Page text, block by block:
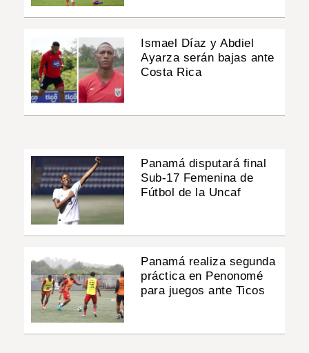
Ismael Díaz y Abdiel
Ayarza serán bajas ante
Costa Rica
Panamá disputará final
Sub-17 Femenina de
Fútbol de la Uncaf
Panamá realiza segunda
práctica en Penonomé
para juegos ante Ticos